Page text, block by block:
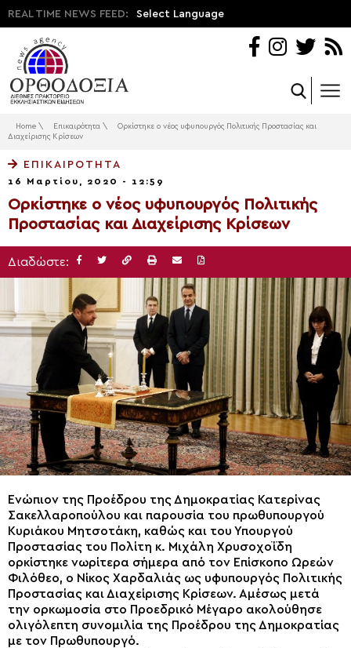
REAL TIME NEWS FEED: Select Language
Home \ Επικαιρότητα \
Ορκίστηκε ο νέος υφυπουργός Πολιτικής Προστασίας και
Διαχείρισης Κρίσεων
ΕΠΙΚΑΙΡΌΤΗΤΑ
16 Μαρτίου, 2020 - 12:59
Ορκίστηκε ο νέος υφυπουργός Πολιτικής
Προστασίας και Διαχείρισης Κρίσεων
Διαδώστε:
Ενώπιον της Προέδρου της Δημοκρατίας Κατερίνας
Σακελλαροπούλου και παρουσία του πρωθυπουργού
Κυριάκου Μητσοτάκη, καθώς και του Υπουργού
Προστασίας του Πολίτη κ. Μιχάλη Χρυσοχοΐδη
ορκίστηκε νωρίτερα σήμερα από τον Επίσκοπο Ωρεών
Φιλόθεο, ο Νίκος Χαρδαλιάς ως υφυπουργός Πολιτικής
Προστασίας και Διαχείρισης Κρίσεων. Αμέσως μετά
την ορκωμοσία στο Προεδρικό Μέγαρο ακολούθησε
ολιγόλεπτη συνομιλία της Προέδρου της Δημοκρατίας
με τον Πρωθυπουργό.